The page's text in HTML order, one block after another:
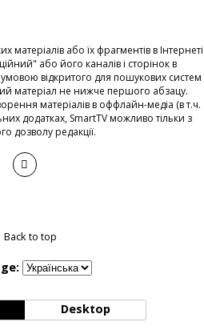
матеріалів або їх фрагментів в Інтернеті
або його каналів і сторінок в
відкритого для пошукових систем
матеріал не нижче першого абзацу.
матеріалів в оффлайн-медіа (в т.ч.
додатках, SmartTV можливо тільки з
дозволу редакції.
Back to top
Desktop